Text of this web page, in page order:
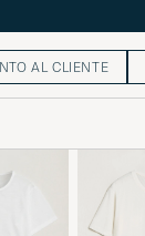
AL CLIENTE